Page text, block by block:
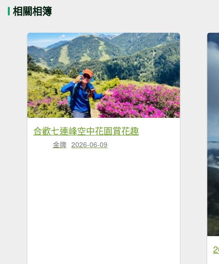
相關相簿
合歡七連峰空中花園賞花趣
金牌 2026-06-09